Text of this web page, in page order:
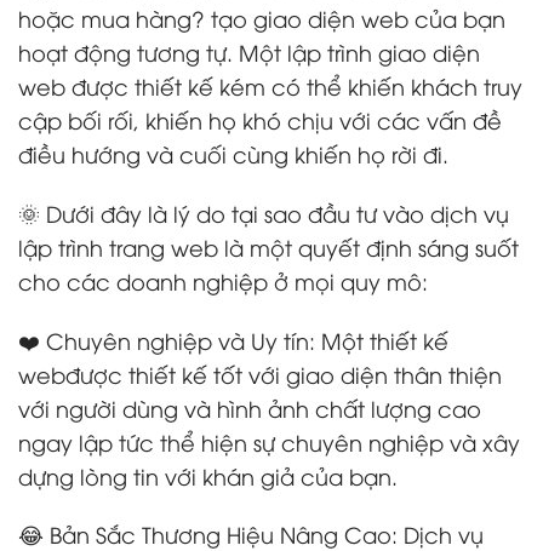
hoặc mua hàng? tạo giao diện web của bạn
hoạt động tương tự. Một lập trình giao diện
web được thiết kế kém có thể khiến khách truy
cập bối rối, khiến họ khó chịu với các vấn đề
điều hướng và cuối cùng khiến họ rời đi.
🌞 Dưới đây là lý do tại sao đầu tư vào dịch vụ
lập trình trang web là một quyết định sáng suốt
cho các doanh nghiệp ở mọi quy mô:
❤️ Chuyên nghiệp và Uy tín: Một thiết kế
webđược thiết kế tốt với giao diện thân thiện
với người dùng và hình ảnh chất lượng cao
ngay lập tức thể hiện sự chuyên nghiệp và xây
dựng lòng tin với khán giả của bạn.
😂 Bản Sắc Thương Hiệu Nâng Cao: Dịch vụ